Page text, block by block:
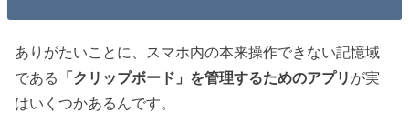
ありがたいことに、スマホ内の本来操作できない記憶域
である
「クリップボード」を管理するためのアプリ が実
はいくつかあるんです。